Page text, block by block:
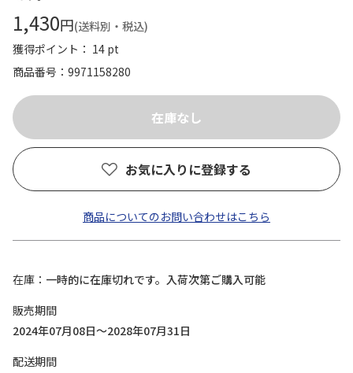
1,430円(送料別・税込)
獲得ポイント： 14 pt
商品番号
9971158280
お気に入りに登録する
商品についてのお問い合わせはこちら
在庫
一時的に在庫切れです。入荷次第ご購入可能
販売期間
2024年07月08日～2028年07月31日
配送期間